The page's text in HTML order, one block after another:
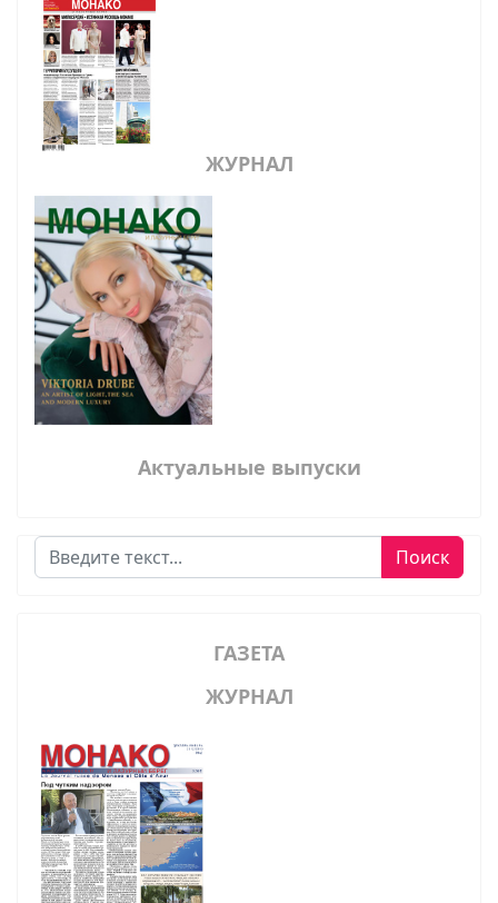
ЖУРНАЛ
Актуальные выпуски
Поиск Поиск
ГАЗЕТА
ЖУРНАЛ